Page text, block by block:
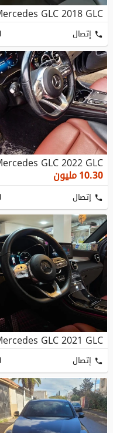
GLC 2018 GLC
إتصال
GLC 2022 GLC
10.30مليون
إتصال
GLC 2021 GLC
إتصال